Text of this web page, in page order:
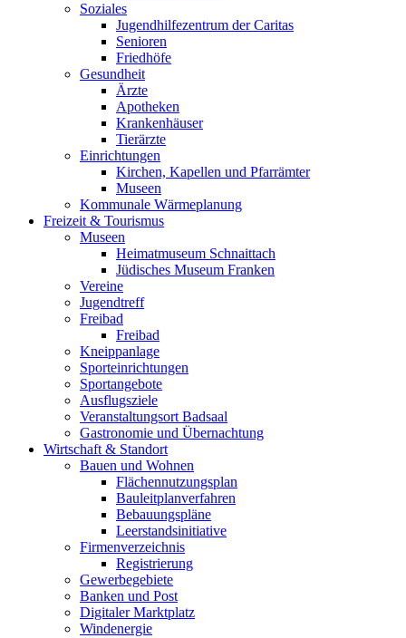
Soziales
Jugendhilfezentrum der Caritas
Senioren
Friedhöfe
Gesundheit
Ärzte
Apotheken
Krankenhäuser
Tierärzte
Einrichtungen
Kirchen, Kapellen und Pfarrämter
Museen
Kommunale Wärmeplanung
Freizeit & Tourismus
Museen
Heimatmuseum Schnaittach
Jüdisches Museum Franken
Vereine
Jugendtreff
Freibad
Freibad
Kneippanlage
Sporteinrichtungen
Sportangebote
Ausflugsziele
Veranstaltungsort Badsaal
Gastronomie und Übernachtung
Wirtschaft & Standort
Bauen und Wohnen
Flächennutzungsplan
Bauleitplanverfahren
Bebauungspläne
Leerstandsinitiative
Firmenverzeichnis
Registrierung
Gewerbegebiete
Banken und Post
Digitaler Marktplatz
Windenergie